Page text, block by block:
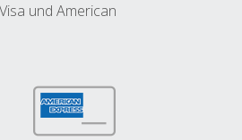
und American